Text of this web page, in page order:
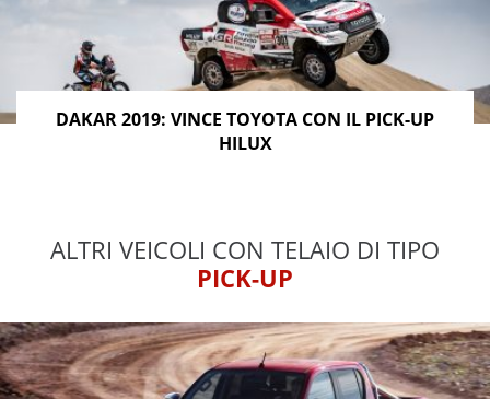
DAKAR 2019: VINCE TOYOTA CON IL PICK-UP
HILUX
ALTRI VEICOLI CON TELAIO DI TIPO
PICK-UP